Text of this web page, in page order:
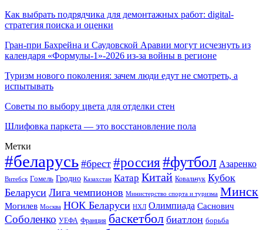
Как выбрать подрядчика для демонтажных работ: digital-
стратегия поиска и оценки
Гран-при Бахрейна и Саудовской Аравии могут исчезнуть из
календаря «Формулы-1»-2026 из-за войны в регионе
Туризм нового поколения: зачем люди едут не смотреть, а
испытывать
Советы по выбору цвета для отделки стен
Шлифовка паркета — это восстановление пола
Метки
#беларусь #брест #россия#футбол Азаренко
Витебск Гомель Гродно Казахстан Катар Китай Ковальчук Кубок
Беларуси Лига чемпионов Министерство спорта и туризма Минск
Могилев Москва НОК Беларуси НХЛ Олимпиада Саснович
Соболенко УЕФА Франция баскетбол биатлон борьба